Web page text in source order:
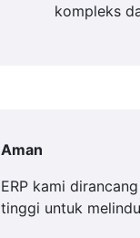
kompleks
Aman
ERP kami
tinggi untuk